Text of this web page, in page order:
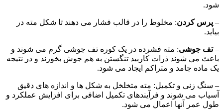
شود.
– پرس کردن: مخلوط را در قالب فشار می دهند تا شکل مته در
بیاید.
–تف جوشی: مته فشرده در یک کوره تف جوشی گرم می شوند و
باعث می شوند ذرات کاربید تنگستن به هم جوش بخورند و در نتیجه
یک ماده جامد و متراکم ایجاد می شود.
– سنگ زنی و تکمیل: مته متخلخل به شکل ها و اندازه های دقیق
آسیاب می شوند و فرآیندهای تکمیل اضافی برای افزایش عملکرد و
طول عمر آنها اعمال می شود.